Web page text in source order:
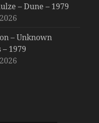
– Dune – 1979
– Unknown
1979